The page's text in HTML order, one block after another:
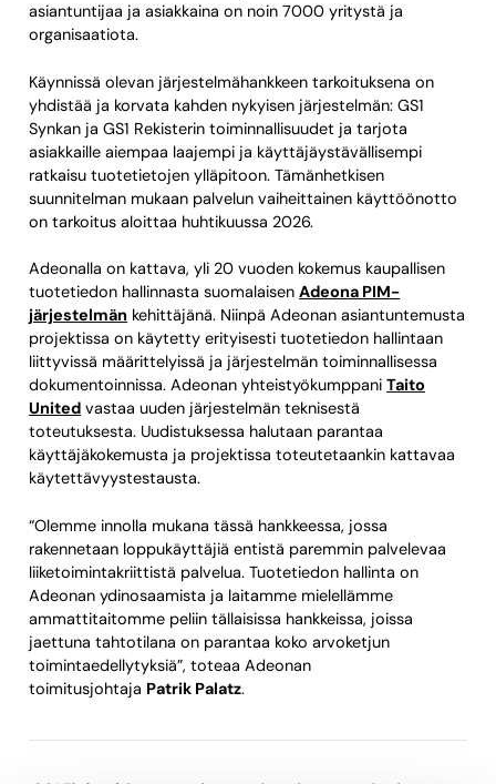
asiantuntijaa ja asiakkaina on noin 7000 yritystä ja
organisaatiota.
Käynnissä olevan järjestelmähankkeen tarkoituksena on
yhdistää ja korvata kahden nykyisen järjestelmän: GS1
Synkan ja GS1 Rekisterin toiminnallisuudet ja tarjota
asiakkaille aiempaa laajempi ja käyttäjäystävällisempi
ratkaisu tuotetietojen ylläpitoon. Tämänhetkisen
suunnitelman mukaan palvelun vaiheittainen käyttöönotto
on tarkoitus aloittaa huhtikuussa 2026.
Adeonalla on kattava, yli 20 vuoden kokemus kaupallisen
tuotetiedon hallinnasta suomalaisenAdeona PIM-
järjestelmän kehittäjänä. Niinpä Adeonan asiantuntemusta
projektissa on käytetty erityisesti tuotetiedon hallintaan
liittyvissä määrittelyissä ja järjestelmän toiminnallisessa
dokumentoinnissa. Adeonan yhteistyökumppaniTaito
United vastaa uuden järjestelmän teknisestä
toteutuksesta. Uudistuksessa halutaan parantaa
käyttäjäkokemusta ja projektissa toteutetaankin kattavaa
käytettävyystestausta.
“Olemme innolla mukana tässä hankkeessa, jossa
rakennetaan loppukäyttäjiä entistä paremmin palvelevaa
liiketoimintakriittistä palvelua. Tuotetiedon hallinta on
Adeonan ydinosaamista ja laitamme mielellämme
ammattitaitomme peliin tällaisissa hankkeissa, joissa
jaettuna tahtotilana on parantaa koko arvoketjun
toimintaedellytyksiä”, toteaa Adeonan
toimitusjohtaja Patrik Palatz.